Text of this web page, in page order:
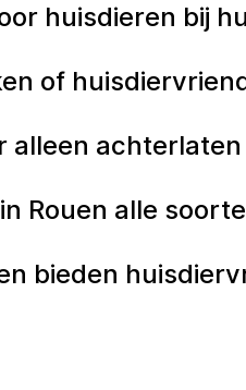
huisdieren bij
of
alleen
Rouen alle
bieden